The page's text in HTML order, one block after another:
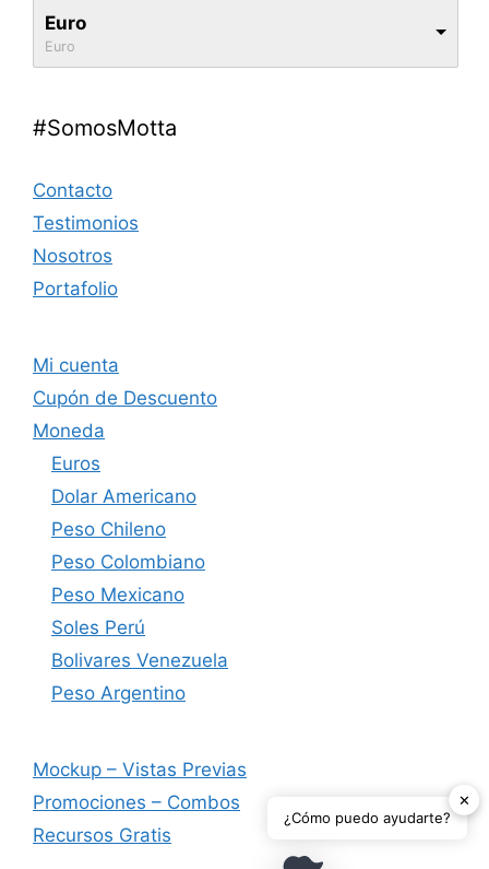
Euro
Euro
#SomosMotta
Contacto
Testimonios
Nosotros
Portafolio
Mi cuenta
Cupón de Descuento
Moneda
Euros
Dolar Americano
Peso Chileno
Peso Colombiano
Peso Mexicano
Soles Perú
Bolivares Venezuela
Peso Argentino
Mockup – Vistas Previas
Promociones – Combos
Recursos Gratis
✕
¿Cómo puedo ayudarte?